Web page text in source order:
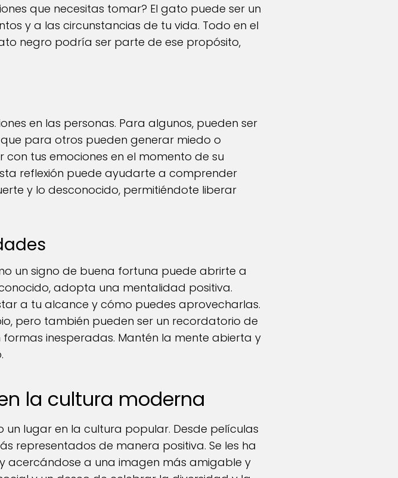
que necesitas tomar? El gato puede ser un
y a las circunstancias de tu vida. Todo en el
negro podría ser parte de ese propósito,
en las personas. Para algunos, pueden ser
para otros pueden generar miedo o
tus emociones en el momento de su
reflexión puede ayudarte a comprender
y lo desconocido, permitiéndote liberar
un signo de buena fortuna puede abrirte a
adopta una mentalidad positiva.
a tu alcance y cómo puedes aprovecharlas.
pero también pueden ser un recordatorio de
inesperadas. Mantén la mente abierta y
la cultura moderna
lugar en la cultura popular. Desde películas
representados de manera positiva. Se les ha
acercándose a una imagen más amigable y